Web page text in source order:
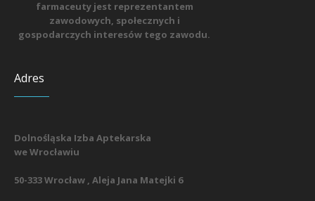
farmaceuty jest reprezentantem
zawodowych, społecznych i
gospodarczych interesów tego zawodu.
Adres
Dolnośląska Izba Aptekarska
we Wrocławiu
50-333 Wrocław , Aleja Jana Matejki 6